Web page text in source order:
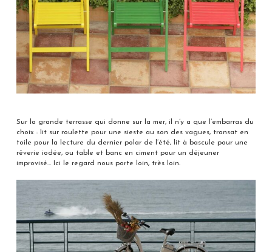
Sur la grande terrasse qui donne sur la mer, il n’y a que l’embarras du
choix : lit sur roulette pour une sieste au son des vagues, transat en
toile pour la lecture du dernier polar de l’été, lit à bascule pour une
rêverie iodée, ou table et banc en ciment pour un déjeuner
improvisé… Ici le regard nous porte loin, très loin.